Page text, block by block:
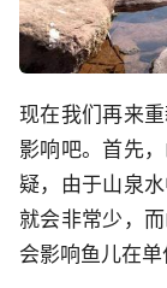
现在我们再来
影响吧。首先
疑，由于山泉
就会非常少，
会影响鱼儿在单